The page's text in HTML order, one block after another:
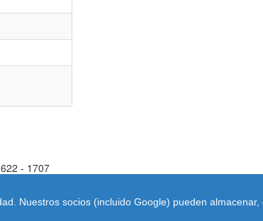
- 1707
Nuestros socios (incluido Google) pueden